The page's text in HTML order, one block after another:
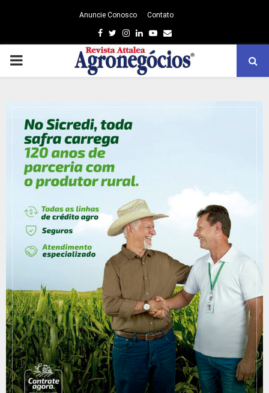
Anuncie Conosco Contato
Facebook
TwitterInstagram
LinkedinYoutube
Email
PRIMARY